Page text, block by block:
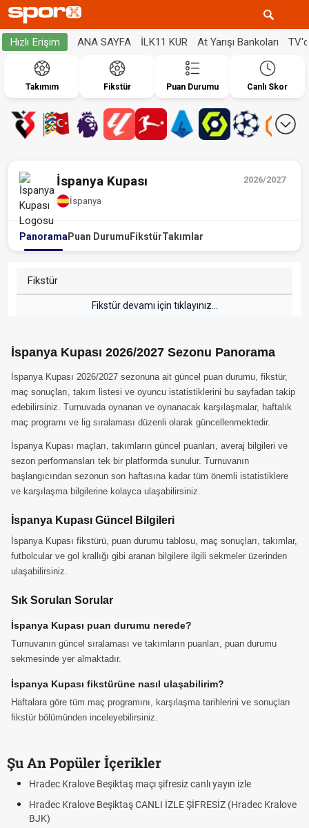
Hızlı Erişim ANA SAYFA İLK11 KUR At Yarışı Bankoları
Takımım Fikstür Puan Durumu Canlı Skor
2026/2027
İspanya Kupası
İspanya
Panorama Puan Durumu FikstürTakımlar
Fikstür
Fikstür devamı için tıklayınız...
İspanya Kupası 2026/2027 Sezonu Panorama
İspanya Kupası 2026/2027 sezonuna ait güncel puan durumu, fikstür,
maç sonuçları, takım listesi ve oyuncu istatistiklerini bu sayfadan takip
edebilirsiniz. Turnuvada oynanan ve oynanacak karşılaşmalar, haftalık
maç programı ve lig sıralaması düzenli olarak güncellenmektedir.
İspanya Kupası maçları, takımların güncel puanları, averaj bilgileri ve
sezon performansları tek bir platformda sunulur. Turnuvanın
başlangıcından sezonun son haftasına kadar tüm önemli istatistiklere
ve karşılaşma bilgilerine kolayca ulaşabilirsiniz.
İspanya Kupası Güncel Bilgileri
İspanya Kupası fikstürü, puan durumu tablosu, maç sonuçları, takımlar,
futbolcular ve gol krallığı gibi aranan bilgilere ilgili sekmeler üzerinden
ulaşabilirsiniz.
Sık Sorulan Sorular
İspanya Kupası puan durumu nerede?
Turnuvanın güncel sıralaması ve takımların puanları, puan durumu
sekmesinde yer almaktadır.
İspanya Kupası fikstürüne nasıl ulaşabilirim?
Haftalara göre tüm maç programını, karşılaşma tarihlerini ve sonuçları
fikstür bölümünden inceleyebilirsiniz.
Şu An Popüler İçerikler
Hradec Kralove Beşiktaş maçı şifresiz canlı yayın izle
Hradec Kralove Beşiktaş CANLI İZLE ŞİFRESİZ (Hradec Kralove
BJK)